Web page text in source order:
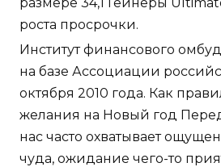
роста просрочки.
Институт финансового
на базе Ассоциации
октября 2010 года. Как
желания на Новый год
нас часто охватывает
чуда, ожидание чего-то